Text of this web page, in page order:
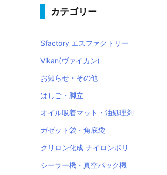
カテゴリー
Sfactory エスファクトリー
Vikan(ヴァイカン)
お知らせ・その他
はしご・脚立
オイル吸着マット・油処理剤
ガゼット袋・角底袋
クリロン化成 ナイロンポリ
シーラー機・真空パック機